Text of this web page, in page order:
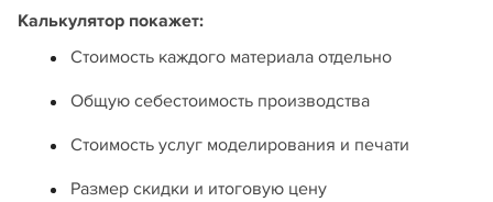
Калькулятор покажет:
Стоимость каждого материала отдельно
Общую себестоимость производства
Стоимость услуг моделирования и печати
Размер скидки и итоговую цену